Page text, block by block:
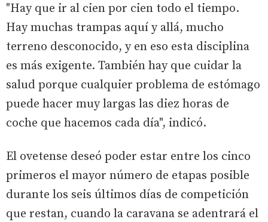
"Hay que ir al cien por cien todo el tiempo.
Hay muchas trampas aquí y allá, mucho
terreno desconocido, y en eso esta disciplina
es más exigente. También hay que cuidar la
salud porque cualquier problema de estómago
puede hacer muy largas las diez horas de
coche que hacemos cada día", indicó.
El ovetense deseó poder estar entre los cinco
primeros el mayor número de etapas posible
durante los seis últimos días de competición
que restan, cuando la caravana se adentrará el